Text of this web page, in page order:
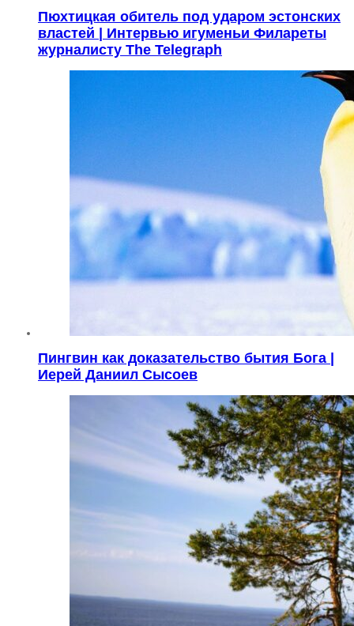
Пюхтицкая обитель под ударом эстонских
властей | Интервью игуменьи Филареты
журналисту The Telegraph
Пингвин как доказательство бытия Бога |
Иерей Даниил Сысоев